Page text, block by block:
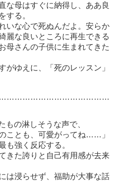
な母はすぐに納得し、ああ良
る。
いな心で死ぬんだよ。安らか
麗な良いところに再生できる
さんの子供に生まれてきた
ゆえに、「死のレッスン」
の淋しそうな声で、
とも、可愛がってね……」
強く反応する。
きた誇りと自己有用感が去来
は浸らせず、福助が大事な話